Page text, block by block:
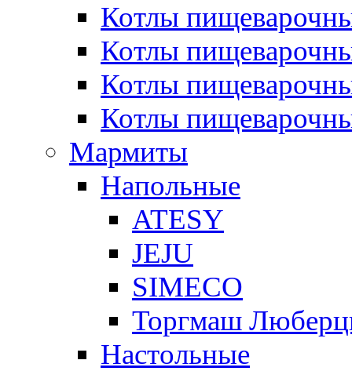
Котлы
Котлы
Котлы
Котлы
Мармиты
Напольные
ATESY
JEJU
SIMECO
Торгмаш
Настольные